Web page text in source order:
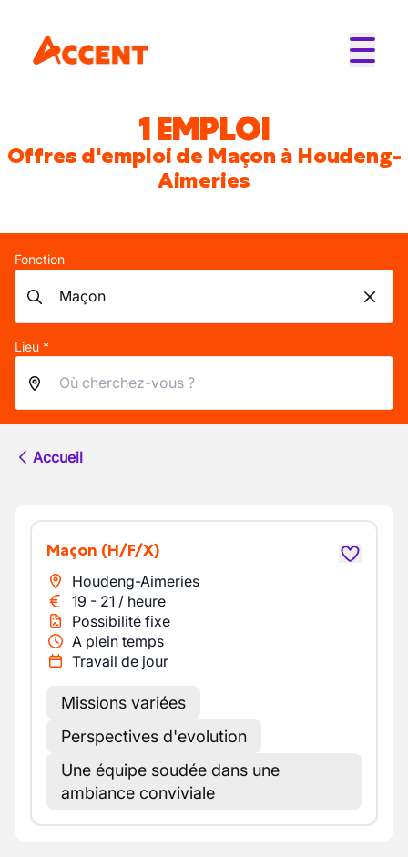
1 EMPLOI
Offres d'emploi de Maçon à Houdeng-
Aimeries
Fonction
Lieu *
Accueil
Maçon (H/F/X)
Houdeng-Aimeries
19 - 21 / heure
Possibilité fixe
A plein temps
Travail de jour
Missions variées
Perspectives d'evolution
Une équipe soudée dans une
ambiance conviviale